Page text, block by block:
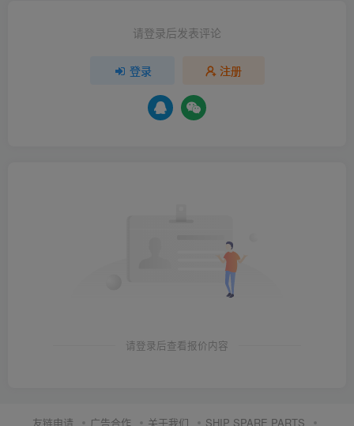
请登录后发表评论
登录 注册
请登录后查看报价内容
友链申请 广告合作 关于我们 SHIP SPARE PARTS